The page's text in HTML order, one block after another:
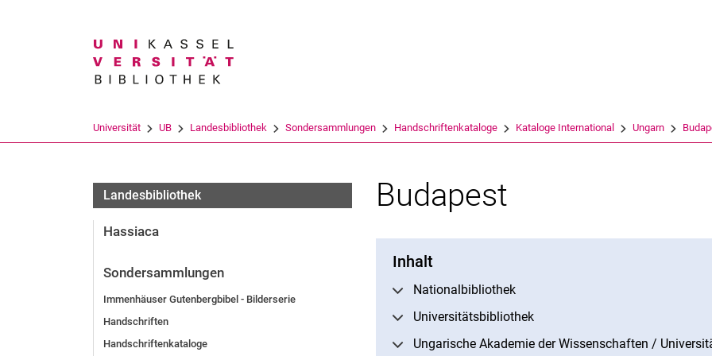
Universität UB Landesbibliothek Sondersammlungen Handschriftenkataloge Kataloge International Ungarn
Landesbibliothek
Hassiaca
Sondersammlungen
Immenhäuser Gutenbergbibel - Bilderserie
Handschriften
Handschriftenkataloge
Budapest
Inhalt
Nationalbibliothek
Universitätsbibliothek
Ungarische Akademie der Wissenschaften /